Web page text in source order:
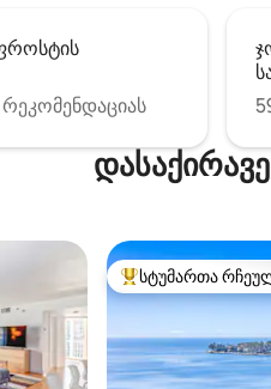
სტუმართა რჩეული
სტუმართა